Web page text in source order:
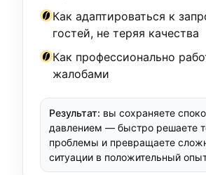
Как адаптироваться к
гостей, не теряя качества
Как профессионально
жалобами
Результат: вы сохраняете
давлением — быстро решаете
проблемы и превращаете
ситуации в положительный